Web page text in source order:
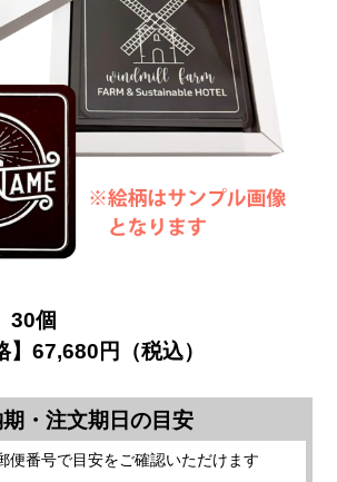
30個
】67,680円（税込）
・注文期日の目安
便番号で目安をご確認いただけます